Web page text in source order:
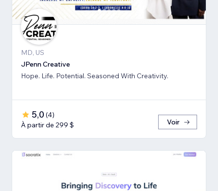
MD, US
JPenn Creative
Hope. Life. Potential. Seasoned With Creativity.
5,0 (4)
À partir de 299 $
Voir